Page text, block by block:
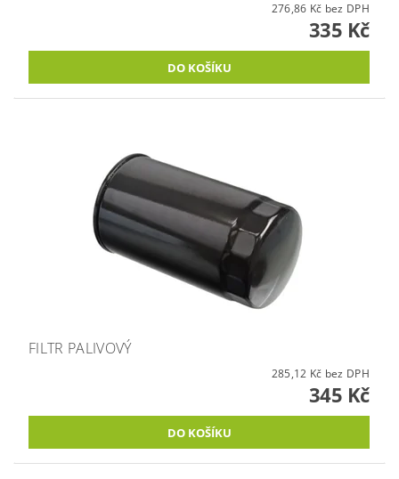
276,86 Kč bez DPH
335 Kč
FILTR PALIVOVÝ
285,12 Kč bez DPH
345 Kč